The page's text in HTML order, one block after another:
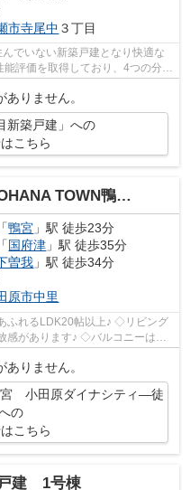
市寺尾中 ３丁目
でいない新築戸建となり快適な
評価を取得しており、4つの分野
りません。
新築戸建」への
こちら
鴨宮 小田原ダイナシティ―徒歩3分
「鴨宮 」駅 徒歩23分
「国府津 」駅 徒歩35分
曽我 」駅 徒歩34分
原市中里
感があります♪ ◇バルコニーは周
...
りません。
宮 小田原ダイナシティ―徒
の
こちら
建 1号棟